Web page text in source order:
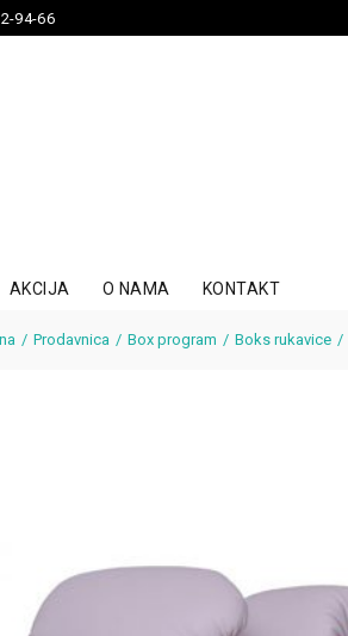
94-66
AKCIJA O NAMA KONTAKT
Prodavnica Box program Boks rukavice